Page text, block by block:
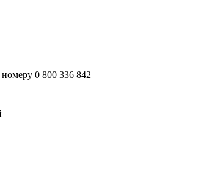
0 800 336 842